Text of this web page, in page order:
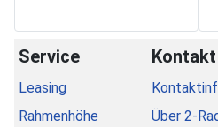
Service
Leasing
Rahmenhöhe
Kontakt
Über 2-